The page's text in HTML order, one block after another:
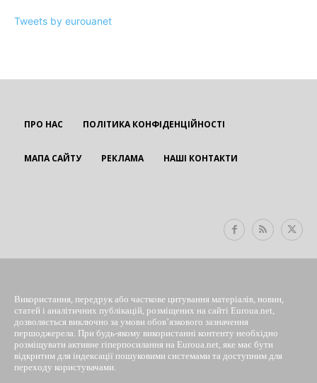
Tweets by eurouanet
ПРО НАС ПОЛІТИКА КОНФІДЕНЦІЙНОСТІ
МАПА САЙТУ РЕКЛАМА НАШІ КОНТАКТИ
Використання, передрук або часткове цитування матеріалів, новин,
статей і аналітичних публікацій, розміщених на сайті Euroua.net,
дозволяється виключно за умови обов’язкового зазначення
першоджерела. При будь-якому використанні контенту необхідно
розміщувати активне гіперпосилання на Euroua.net, яке має бути
відкритим для індексації пошуковими системами та доступним для
переходу користувачами.